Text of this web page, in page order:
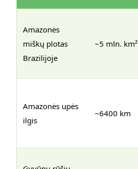
Amazonės
miškų plotas
Brazilijoje
~5 mln. km²
Amazonės upės
ilgis
~6400 km